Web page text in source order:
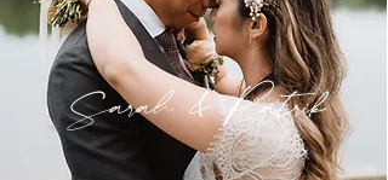
Sarah & Patrik